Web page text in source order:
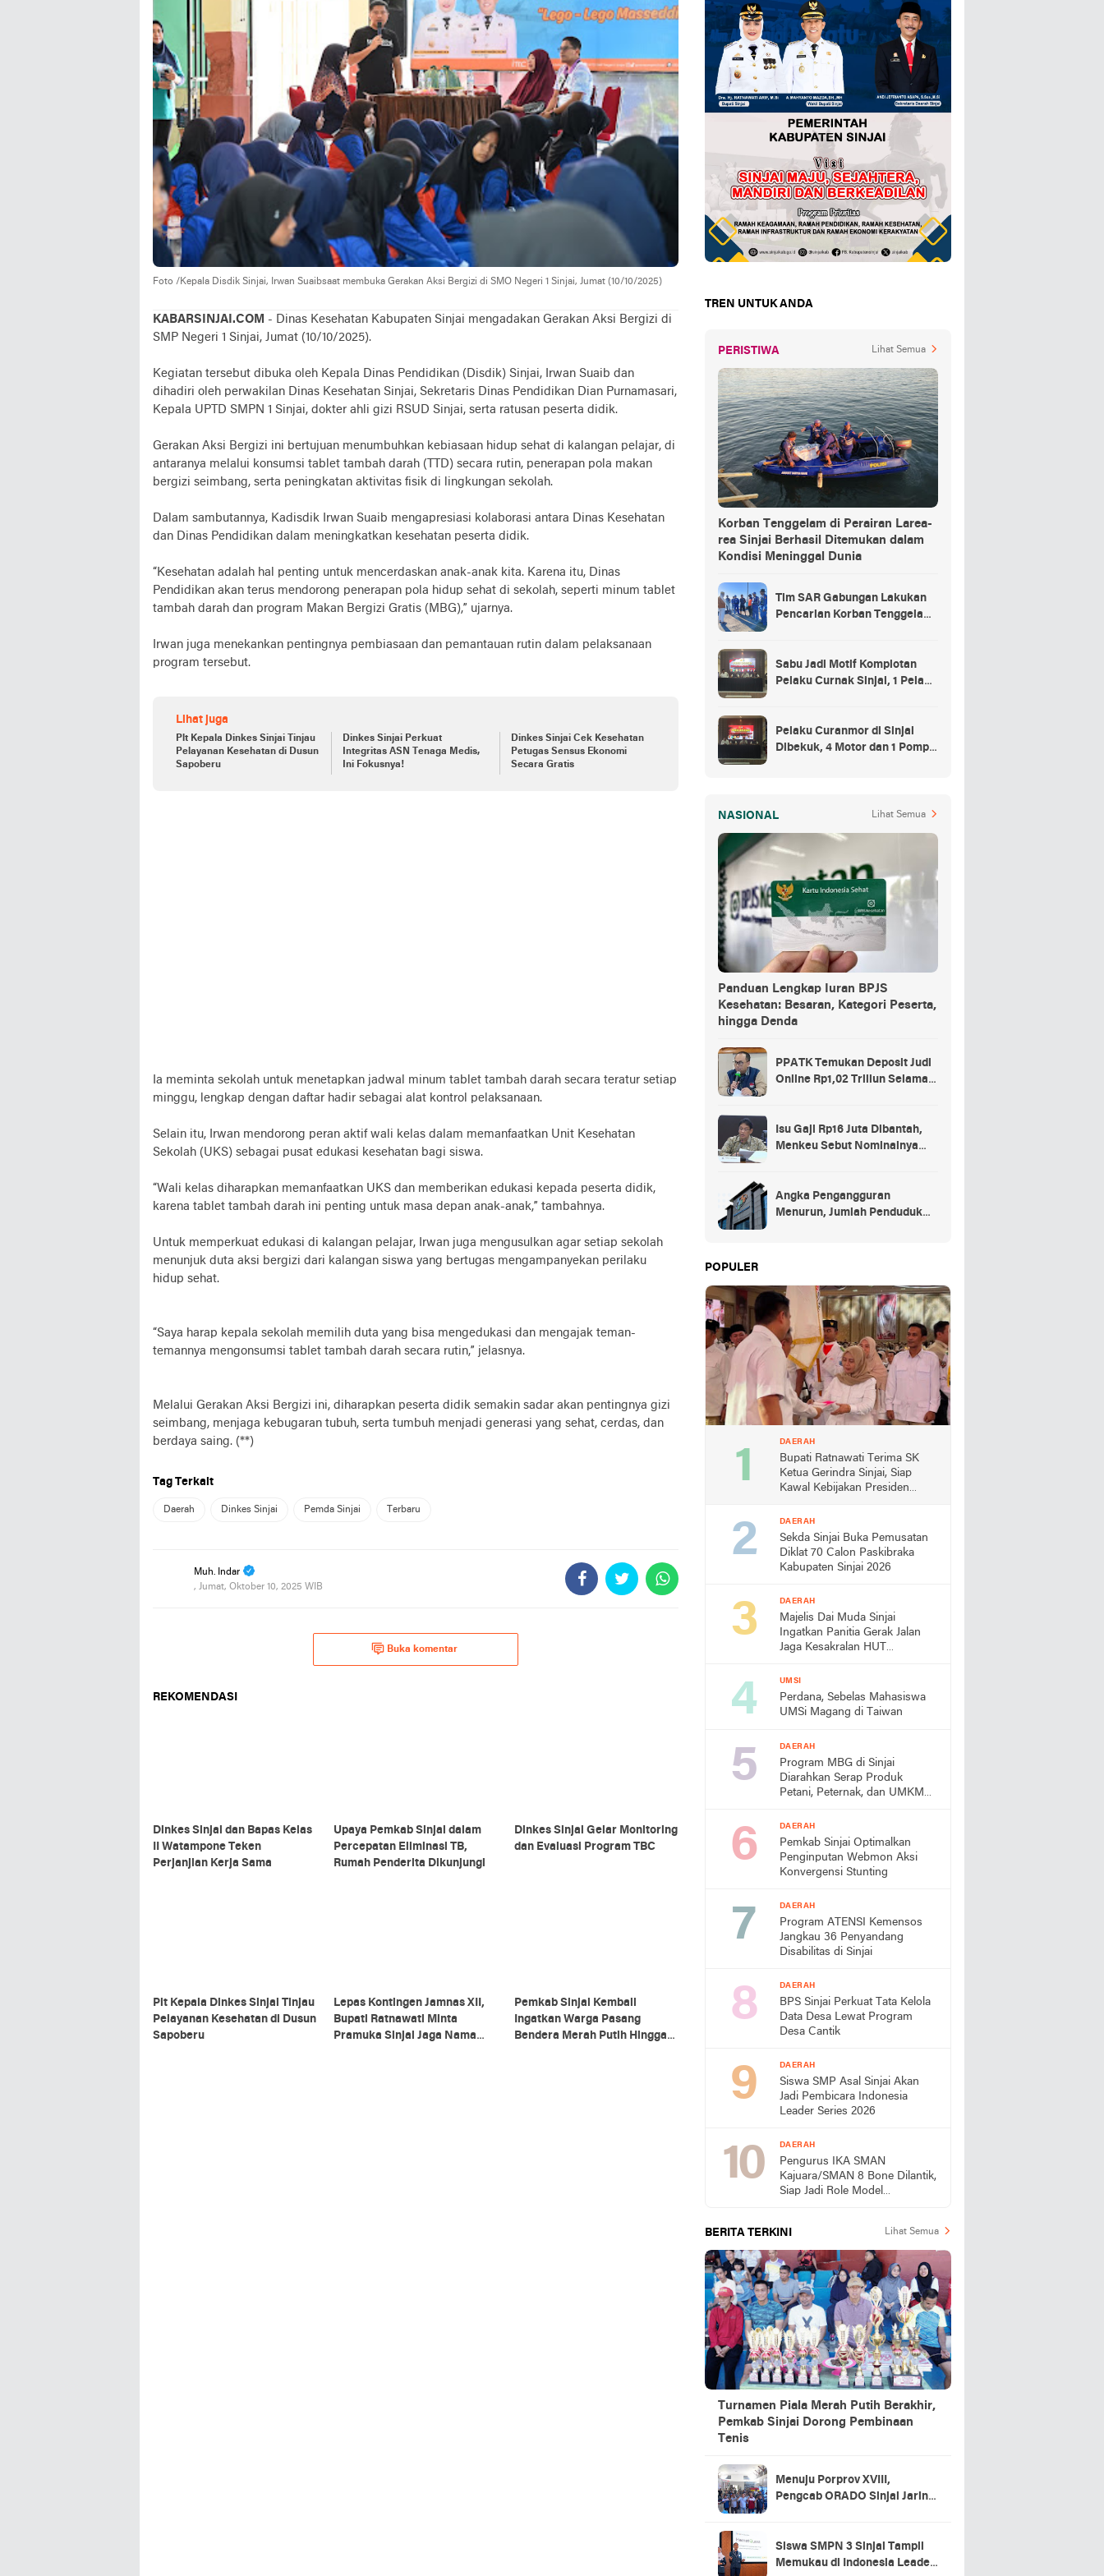
Foto /Kepala Disdik Sinjai, Irwan Suaibsaat membuka Gerakan Aksi Bergizi di SMO Negeri 1 Sinjai, Jumat (10/10/2025)
KABARSINJAI.COM - Dinas Kesehatan Kabupaten Sinjai mengadakan Gerakan Aksi Bergizi di
SMP Negeri 1 Sinjai, Jumat (10/10/2025).
Kegiatan tersebut dibuka oleh Kepala Dinas Pendidikan (Disdik) Sinjai, Irwan Suaib dan
dihadiri oleh perwakilan Dinas Kesehatan Sinjai, Sekretaris Dinas Pendidikan Dian Purnamasari,
Kepala UPTD SMPN 1 Sinjai, dokter ahli gizi RSUD Sinjai, serta ratusan peserta didik.
Gerakan Aksi Bergizi ini bertujuan menumbuhkan kebiasaan hidup sehat di kalangan pelajar, di
antaranya melalui konsumsi tablet tambah darah (TTD) secara rutin, penerapan pola makan
bergizi seimbang, serta peningkatan aktivitas fisik di lingkungan sekolah.
Dalam sambutannya, Kadisdik Irwan Suaib mengapresiasi kolaborasi antara Dinas Kesehatan
dan Dinas Pendidikan dalam meningkatkan kesehatan peserta didik.
“Kesehatan adalah hal penting untuk mencerdaskan anak-anak kita. Karena itu, Dinas
Pendidikan akan terus mendorong penerapan pola hidup sehat di sekolah, seperti minum tablet
tambah darah dan program Makan Bergizi Gratis (MBG),” ujarnya.
Irwan juga menekankan pentingnya pembiasaan dan pemantauan rutin dalam pelaksanaan
program tersebut.
Lihat juga
Plt Kepala Dinkes Sinjai Tinjau
Pelayanan Kesehatan di Dusun
Sapoberu
Dinkes Sinjai Perkuat
Integritas ASN Tenaga Medis,
Ini Fokusnya!
Dinkes Sinjai Cek Kesehatan
Petugas Sensus Ekonomi
Secara Gratis
Ia meminta sekolah untuk menetapkan jadwal minum tablet tambah darah secara teratur setiap
minggu, lengkap dengan daftar hadir sebagai alat kontrol pelaksanaan.
Selain itu, Irwan mendorong peran aktif wali kelas dalam memanfaatkan Unit Kesehatan
Sekolah (UKS) sebagai pusat edukasi kesehatan bagi siswa.
“Wali kelas diharapkan memanfaatkan UKS dan memberikan edukasi kepada peserta didik,
karena tablet tambah darah ini penting untuk masa depan anak-anak,” tambahnya.
Untuk memperkuat edukasi di kalangan pelajar, Irwan juga mengusulkan agar setiap sekolah
menunjuk duta aksi bergizi dari kalangan siswa yang bertugas mengampanyekan perilaku
hidup sehat.
“Saya harap kepala sekolah memilih duta yang bisa mengedukasi dan mengajak teman-
temannya mengonsumsi tablet tambah darah secara rutin,” jelasnya.
Melalui Gerakan Aksi Bergizi ini, diharapkan peserta didik semakin sadar akan pentingnya gizi
seimbang, menjaga kebugaran tubuh, serta tumbuh menjadi generasi yang sehat, cerdas, dan
berdaya saing. (**)
Tag Terkait
Daerah Dinkes Sinjai Pemda Sinjai Terbaru
Muh. Indar
, Jumat, Oktober 10, 2025 WIB
Buka komentar
REKOMENDASI
Dinkes Sinjai dan Bapas Kelas
II Watampone Teken
Perjanjian Kerja Sama
Upaya Pemkab Sinjai dalam
Percepatan Eliminasi TB,
Rumah Penderita Dikunjungi
Dinkes Sinjai Gelar Monitoring
dan Evaluasi Program TBC
Plt Kepala Dinkes Sinjai Tinjau
Pelayanan Kesehatan di Dusun
Sapoberu
Lepas Kontingen Jamnas XII,
Bupati Ratnawati Minta
Pramuka Sinjai Jaga Nama
Pemkab Sinjai Kembali
Ingatkan Warga Pasang
Bendera Merah Putih Hingga
TREN UNTUK ANDA
PERISTIWA Lihat Semua
Korban Tenggelam di Perairan Larea-
rea Sinjai Berhasil Ditemukan dalam
Kondisi Meninggal Dunia
Tim SAR Gabungan Lakukan
Pencarian Korban Tenggelam
Sabu Jadi Motif Komplotan
Pelaku Curnak Sinjai, 1 Pelaku
Pelaku Curanmor di Sinjai
Dibekuk, 4 Motor dan 1 Pompa
NASIONAL Lihat Semua
Panduan Lengkap Iuran BPJS
Kesehatan: Besaran, Kategori Peserta,
hingga Denda
PPATK Temukan Deposit Judi
Online Rp1,02 Triliun Selama
Isu Gaji Rp16 Juta Dibantah,
Menkeu Sebut Nominalnya
Angka Pengangguran
Menurun, Jumlah Penduduk
POPULER
DAERAH
Bupati Ratnawati Terima SK
Ketua Gerindra Sinjai, Siap
Kawal Kebijakan Presiden
DAERAH
Sekda Sinjai Buka Pemusatan
Diklat 70 Calon Paskibraka
Kabupaten Sinjai 2026
DAERAH
Majelis Dai Muda Sinjai
Ingatkan Panitia Gerak Jalan
Jaga Kesakralan HUT
UMSI
Perdana, Sebelas Mahasiswa
UMSi Magang di Taiwan
DAERAH
Program MBG di Sinjai
Diarahkan Serap Produk
Petani, Peternak, dan UMKM
DAERAH
Pemkab Sinjai Optimalkan
Penginputan Webmon Aksi
Konvergensi Stunting
DAERAH
Program ATENSI Kemensos
Jangkau 36 Penyandang
Disabilitas di Sinjai
DAERAH
BPS Sinjai Perkuat Tata Kelola
Data Desa Lewat Program
Desa Cantik
DAERAH
Siswa SMP Asal Sinjai Akan
Jadi Pembicara Indonesia
Leader Series 2026
DAERAH
Pengurus IKA SMAN
Kajuara/SMAN 8 Bone Dilantik,
Siap Jadi Role Model
BERITA TERKINI Lihat Semua
Turnamen Piala Merah Putih Berakhir,
Pemkab Sinjai Dorong Pembinaan
Tenis
Menuju Porprov XVIII,
Pengcab ORADO Sinjai Jaring
Siswa SMPN 3 Sinjai Tampil
Memukau di Indonesia Leader